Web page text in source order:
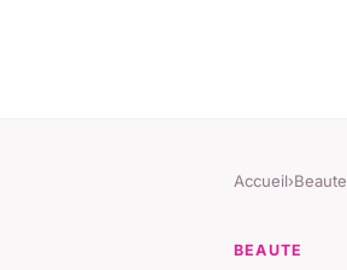
Accueil›Beaute
BEAUTE